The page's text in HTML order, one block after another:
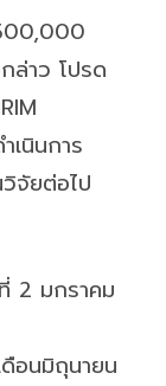
ล่าว โปรด
เนินการ
จัยต่อไป
2 มกราคม
อนมิถุนายน